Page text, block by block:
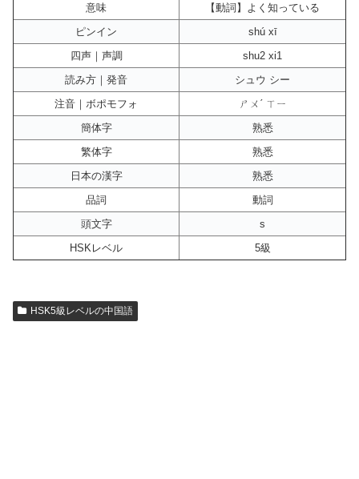
意味
【動詞】よく知っている
ピンイン
shú xī
四声｜声調
shu2 xi1
読み方｜発音
シュウ シー
注音｜ボポモフォ
ㄕㄨˊ ㄒㄧ
簡体字
熟悉
繁体字
熟悉
日本の漢字
熟悉
品詞
動詞
頭文字
s
HSKレベル
5級
HSK5級レベルの中国語